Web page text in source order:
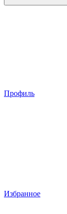
Профиль
Избранное